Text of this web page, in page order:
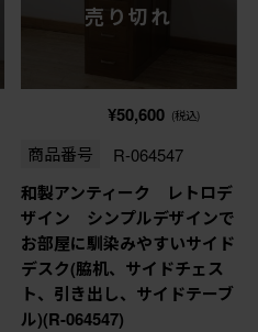
売り切れ
¥50,600 (税込)
商品番号 R-064547
和製アンティーク レトロデ
ザイン シンプルデザインで
お部屋に馴染みやすいサイド
デスク(脇机、サイドチェス
ト、引き出し、サイドテーブ
ル)(R-064547)